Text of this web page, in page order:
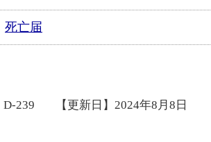
死亡届
D-239 【更新日】 2024年8月8日